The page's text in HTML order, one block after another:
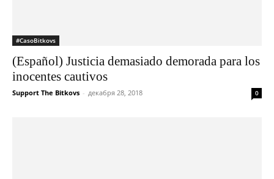
#CasoBitkovs
(Español) Justicia demasiado demorada para los
inocentes cautivos
Support The Bitkovs - декабря 28, 2018 0